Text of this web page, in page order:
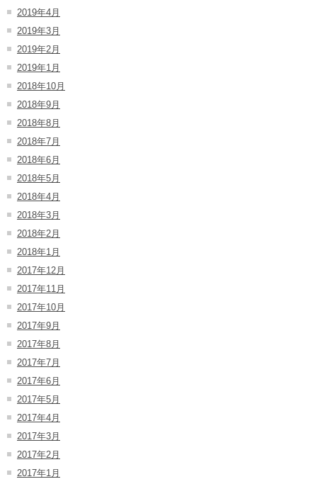
2019年4月
2019年3月
2019年2月
2019年1月
2018年10月
2018年9月
2018年8月
2018年7月
2018年6月
2018年5月
2018年4月
2018年3月
2018年2月
2018年1月
2017年12月
2017年11月
2017年10月
2017年9月
2017年8月
2017年7月
2017年6月
2017年5月
2017年4月
2017年3月
2017年2月
2017年1月